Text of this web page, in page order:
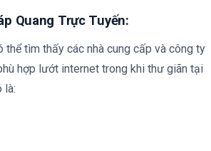
Quang Trực Tuyến:
thể tìm thấy các nhà cung cấp và công ty
hợp lướt internet trong khi thư giãn tại
là: